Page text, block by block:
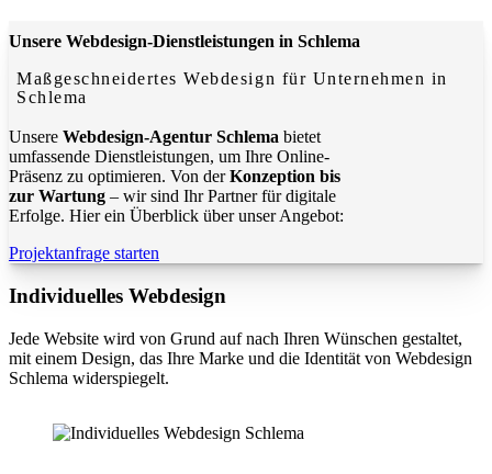
Unsere Webdesign-Dienstleistungen in Schlema
Maßgeschneidertes Webdesign für Unternehmen in
Schlema
Unsere Webdesign-Agentur Schlema bietet
umfassende Dienstleistungen, um Ihre Online-
Präsenz zu optimieren. Von derKonzeption bis
zur Wartung – wir sind Ihr Partner für digitale
Erfolge. Hier ein Überblick über unser Angebot:
Projektanfrage starten
Individuelles Webdesign
Jede Website wird von Grund auf nach Ihren Wünschen gestaltet,
mit einem Design, das Ihre Marke und die Identität von Webdesign
Schlema widerspiegelt.